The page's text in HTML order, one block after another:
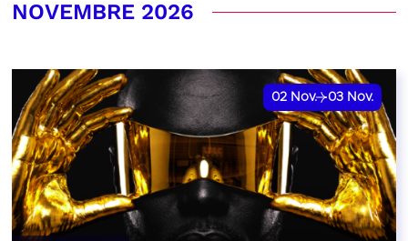
NOVEMBRE 2026
02 Nov. 03 Nov.